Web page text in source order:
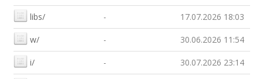
libs/ - 17.07.2026 18:03
w/ - 30.06.2026 11:54
i/ - 30.07.2026 23:14